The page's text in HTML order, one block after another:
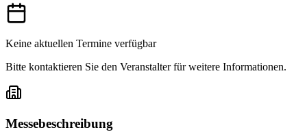
Keine aktuellen Termine verfügbar
Bitte kontaktieren Sie den Veranstalter für weitere Informationen.
Messebeschreibung